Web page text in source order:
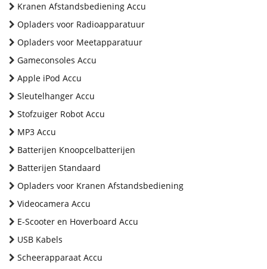
Kranen Afstandsbediening Accu
Opladers voor Radioapparatuur
Opladers voor Meetapparatuur
Gameconsoles Accu
Apple iPod Accu
Sleutelhanger Accu
Stofzuiger Robot Accu
MP3 Accu
Batterijen Knoopcelbatterijen
Batterijen Standaard
Opladers voor Kranen Afstandsbediening
Videocamera Accu
E-Scooter en Hoverboard Accu
USB Kabels
Scheerapparaat Accu